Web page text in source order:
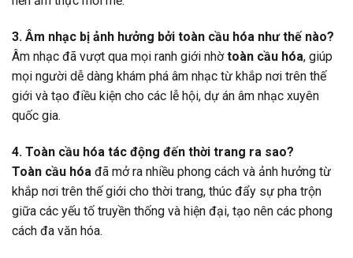
3. Âm nhạc bị ảnh hưởng bởi toàn cầu hóa như thế nào?
Âm nhạc đã vượt qua mọi ranh giới nhờtoàn cầu hóa, giúp
mọi người dễ dàng khám phá âm nhạc từ khắp nơi trên thế
giới và tạo điều kiện cho các lễ hội, dự án âm nhạc xuyên
quốc gia.
4. Toàn cầu hóa tác động đến thời trang ra sao?
Toàn cầu hóa đã mở ra nhiều phong cách và ảnh hưởng từ
khắp nơi trên thế giới cho thời trang, thúc đẩy sự pha trộn
giữa các yếu tố truyền thống và hiện đại, tạo nên các phong
cách đa văn hóa.